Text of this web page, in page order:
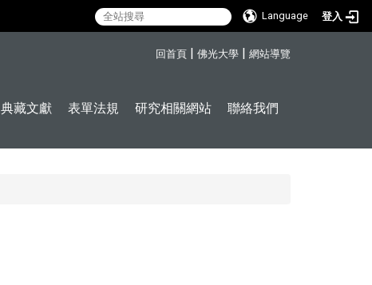
Language 登入
回首頁 | 佛光大學 | 網站導覽
典藏文獻 表單法規 研究相關網站 聯絡我們